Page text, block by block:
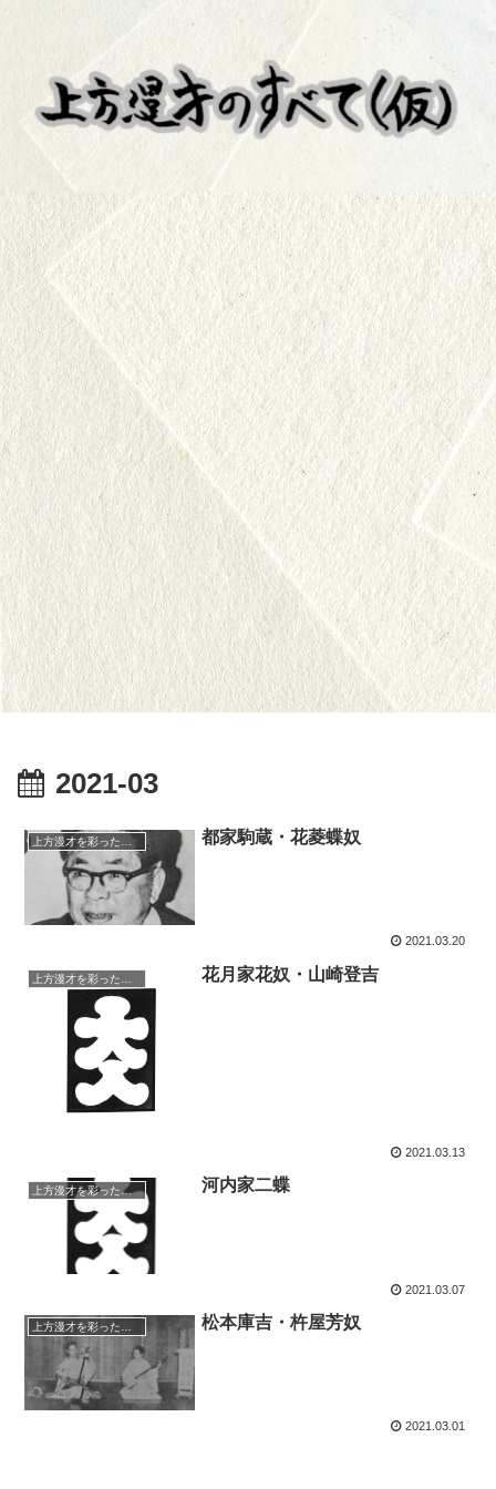
2021-03
上方漫才を彩った人々（仮） 都家駒蔵・花菱蝶奴
2021.03.20
花月家花奴・山崎登吉
2021.03.13
上方漫才を彩った人々（仮） 河内家二蝶
2021.03.07
上方漫才を彩った人々（仮） 松本庫吉・杵屋芳奴
2021.03.01